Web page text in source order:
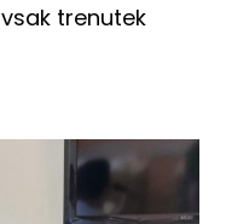
trenutek